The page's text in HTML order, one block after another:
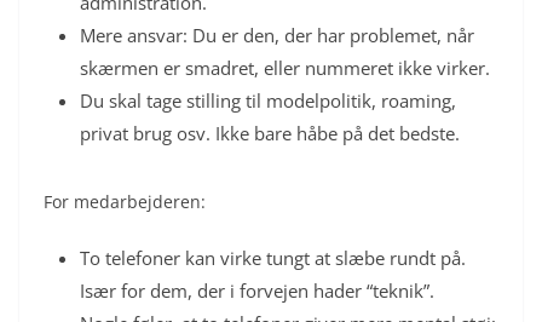
Mere ansvar: Du er den, der har problemet, når
skærmen er smadret, eller nummeret ikke virker.
Du skal tage stilling til modelpolitik, roaming,
privat brug osv. Ikke bare håbe på det bedste.
For medarbejderen:
To telefoner kan virke tungt at slæbe rundt på.
Især for dem, der i forvejen hader “teknik”.